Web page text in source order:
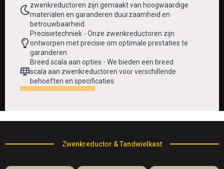
zwenkreductoren zijn gemaakt van hoogwaardige
materialen en garanderen duurzaamheid en
betrouwbaarheid.
Precisietechniek - Onze zwenkreductoren zijn
ontworpen met precisie om optimale prestaties te
garanderen.
Breed scala aan opties - We bieden een breed
scala aan zwenkreductoren voor verschillende
behoeften en specificaties.
Zwenkreductor & Tandwielkast